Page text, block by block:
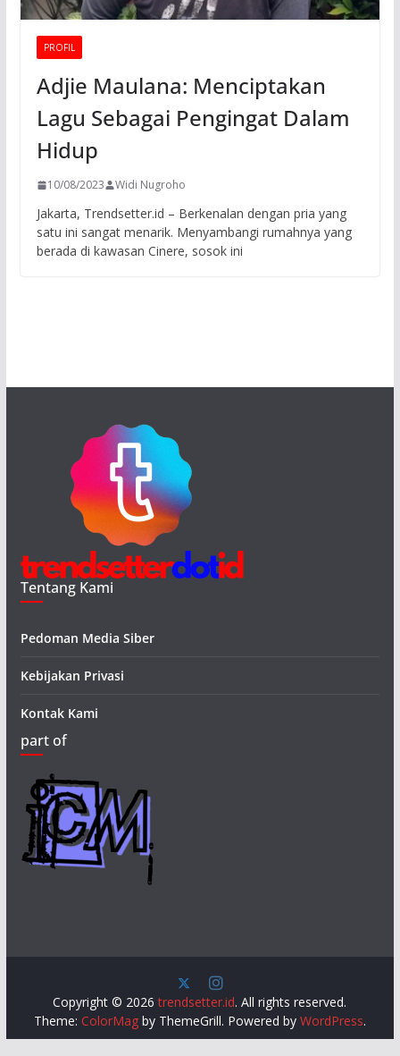
PROFIL
Adjie Maulana: Menciptakan
Lagu Sebagai Pengingat Dalam
Hidup
10/08/2023 Widi Nugroho
Jakarta, Trendsetter.id – Berkenalan dengan pria yang
satu ini sangat menarik. Menyambangi rumahnya yang
berada di kawasan Cinere, sosok ini
Tentang Kami
Pedoman Media Siber
Kebijakan Privasi
Kontak Kami
part of
Copyright © 2026trendsetter.id. All rights reserved.
Theme: ColorMagby ThemeGrill. Powered by WordPress.